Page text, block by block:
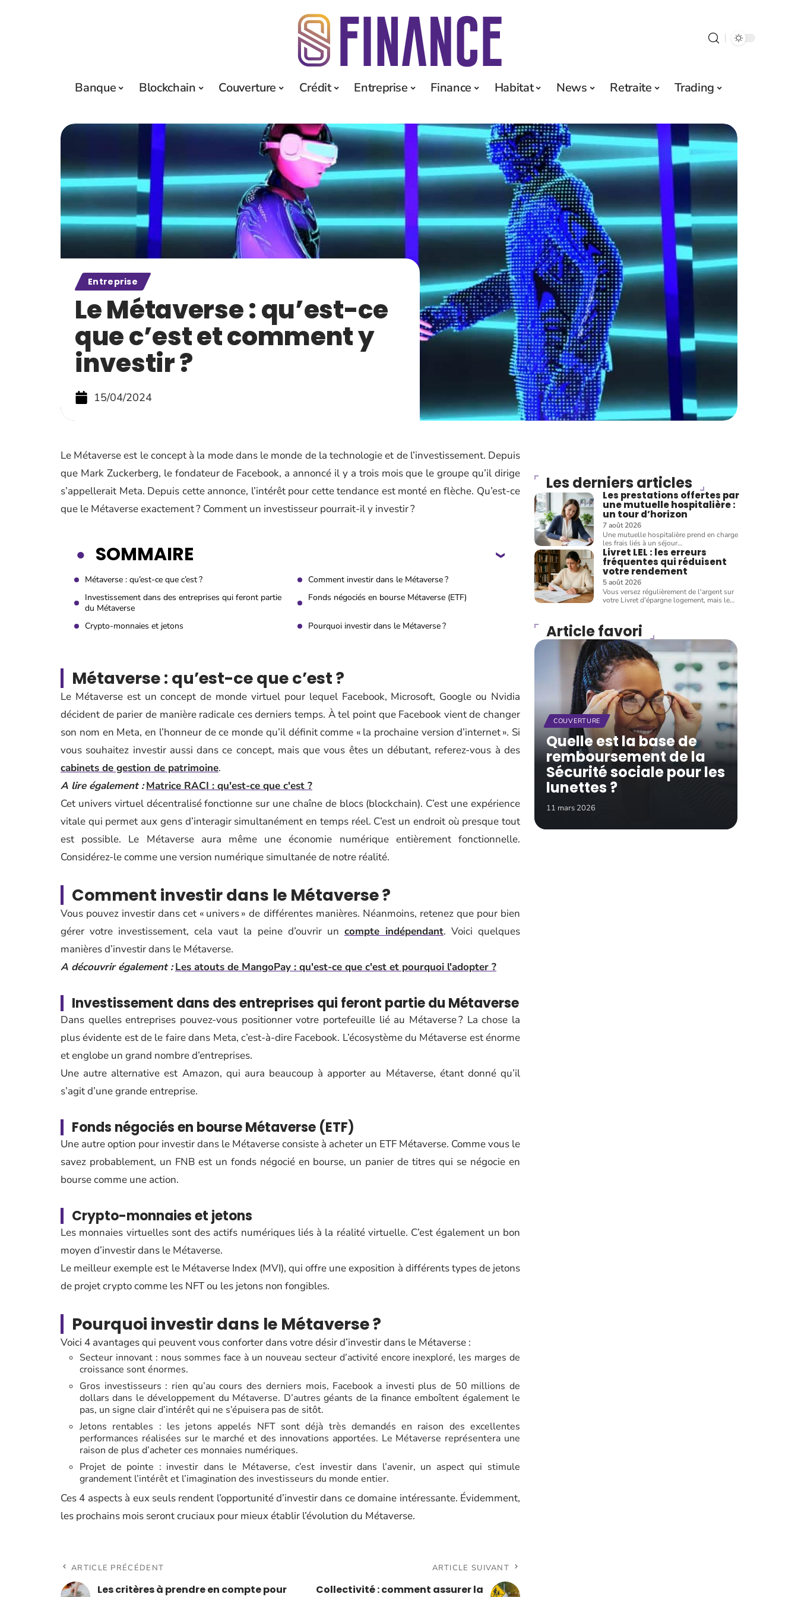
Banque Blockchain Couverture Crédit Entreprise Finance Habitat News Retraite Trading
Entreprise
Le Métaverse : qu’est-ce
que c’est et comment y
investir ?
15/04/2024
Le Métaverse est le concept à la mode dans le monde de la technologie et de l’investissement. Depuis
que Mark Zuckerberg, le fondateur de Facebook, a annoncé il y a trois mois que le groupe qu’il dirige
s’appellerait Meta. Depuis cette annonce, l’intérêt pour cette tendance est monté en flèche. Qu’est-ce
que le Métaverse exactement ? Comment un investisseur pourrait-il y investir ?
SOMMAIRE
Métaverse : qu’est-ce que c’est ?
Comment investir dans le Métaverse ?
Investissement dans des entreprises qui feront partie
du Métaverse
Fonds négociés en bourse Métaverse (ETF)
Crypto-monnaies et jetons Pourquoi investir dans le Métaverse ?
Métaverse : qu’est-ce que c’est ?
Le Métaverse est un concept de monde virtuel pour lequel Facebook, Microsoft, Google ou Nvidia
décident de parier de manière radicale ces derniers temps. À tel point que Facebook vient de changer
son nom en Meta, en l’honneur de ce monde qu’il définit comme « la prochaine version d’internet ». Si
vous souhaitez investir aussi dans ce concept, mais que vous êtes un débutant, referez-vous à des
cabinets de gestion de patrimoine.
A lire également : Matrice RACI : qu'est-ce que c'est ?
Cet univers virtuel décentralisé fonctionne sur une chaîne de blocs (blockchain). C’est une expérience
vitale qui permet aux gens d’interagir simultanément en temps réel. C’est un endroit où presque tout
est possible. Le Métaverse aura même une économie numérique entièrement fonctionnelle.
Considérez-le comme une version numérique simultanée de notre réalité.
Comment investir dans le Métaverse ?
Vous pouvez investir dans cet « univers » de différentes manières. Néanmoins, retenez que pour bien
gérer votre investissement, cela vaut la peine d’ouvrir un compte indépendant. Voici quelques
manières d’investir dans le Métaverse.
A découvrir également : Les atouts de MangoPay : qu'est-ce que c'est et pourquoi l'adopter ?
Investissement dans des entreprises qui feront partie du Métaverse
Dans quelles entreprises pouvez-vous positionner votre portefeuille lié au Métaverse ? La chose la
plus évidente est de le faire dans Meta, c’est-à-dire Facebook. L’écosystème du Métaverse est énorme
et englobe un grand nombre d’entreprises.
Une autre alternative est Amazon, qui aura beaucoup à apporter au Métaverse, étant donné qu’il
s’agit d’une grande entreprise.
Fonds négociés en bourse Métaverse (ETF)
Une autre option pour investir dans le Métaverse consiste à acheter un ETF Métaverse. Comme vous le
savez probablement, un FNB est un fonds négocié en bourse, un panier de titres qui se négocie en
bourse comme une action.
Crypto-monnaies et jetons
Les monnaies virtuelles sont des actifs numériques liés à la réalité virtuelle. C’est également un bon
moyen d’investir dans le Métaverse.
Le meilleur exemple est le Métaverse Index (MVI), qui offre une exposition à différents types de jetons
de projet crypto comme les NFT ou les jetons non fongibles.
Pourquoi investir dans le Métaverse ?
Voici 4 avantages qui peuvent vous conforter dans votre désir d’investir dans le Métaverse :
Secteur innovant : nous sommes face à un nouveau secteur d’activité encore inexploré, les marges de
croissance sont énormes.
Gros investisseurs : rien qu’au cours des derniers mois, Facebook a investi plus de 50 millions de
dollars dans le développement du Métaverse. D’autres géants de la finance emboîtent également le
pas, un signe clair d’intérêt qui ne s’épuisera pas de sitôt.
Jetons rentables : les jetons appelés NFT sont déjà très demandés en raison des excellentes
performances réalisées sur le marché et des innovations apportées. Le Métaverse représentera une
raison de plus d’acheter ces monnaies numériques.
Projet de pointe : investir dans le Métaverse, c’est investir dans l’avenir, un aspect qui stimule
grandement l’intérêt et l’imagination des investisseurs du monde entier.
Ces 4 aspects à eux seuls rendent l’opportunité d’investir dans ce domaine intéressante. Évidemment,
les prochains mois seront cruciaux pour mieux établir l’évolution du Métaverse.
ARTICLE PRÉCÉDENT
Les critères à prendre en compte pour
ARTICLE SUIVANT
Collectivité : comment assurer la
Les derniers articles
Les prestations offertes par
une mutuelle hospitalière :
un tour d’horizon
7 août 2026
Une mutuelle hospitalière prend en charge
les frais liés à un séjour…
Livret LEL : les erreurs
fréquentes qui réduisent
votre rendement
5 août 2026
Vous versez régulièrement de l'argent sur
votre Livret d'épargne logement, mais le…
Article favori
COUVERTURE
Quelle est la base de
remboursement de la
Sécurité sociale pour les
lunettes ?
11 mars 2026